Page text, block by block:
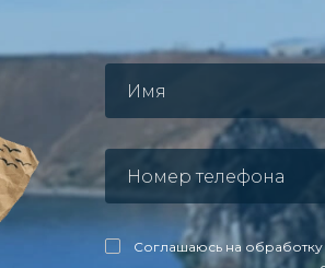
Соглашаюсь на